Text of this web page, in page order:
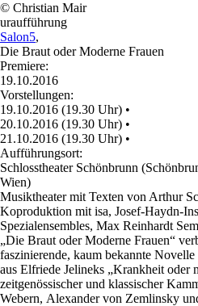
© Christian Mair
uraufführung
Salon5,
Die Braut oder Moderne Frauen
Premiere:
19.10.2016
Vorstellungen:
19.10.2016 (19.30 Uhr) •
20.10.2016 (19.30 Uhr) •
21.10.2016 (19.30 Uhr) •
Aufführungsort:
Schlosstheater Schönbrunn
Wien)
Musiktheater mit Texten von Arthur
Koproduktion mit isa, Josef-Haydn-
Spezialensembles, Max Reinhardt
„Die Braut oder Moderne Frauen“
faszinierende, kaum bekannte
aus Elfriede Jelineks „Krankheit oder
zeitgenössischer und klassischer
Webern, Alexander von Zemlinsky